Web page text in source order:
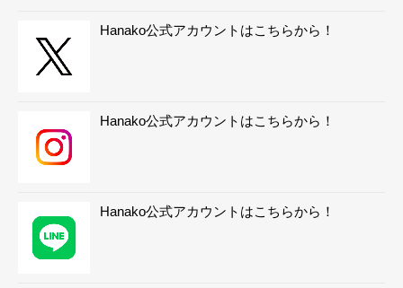
Hanako公式アカウントはこちらから！
Hanako公式アカウントはこちらから！
Hanako公式アカウントはこちらから！